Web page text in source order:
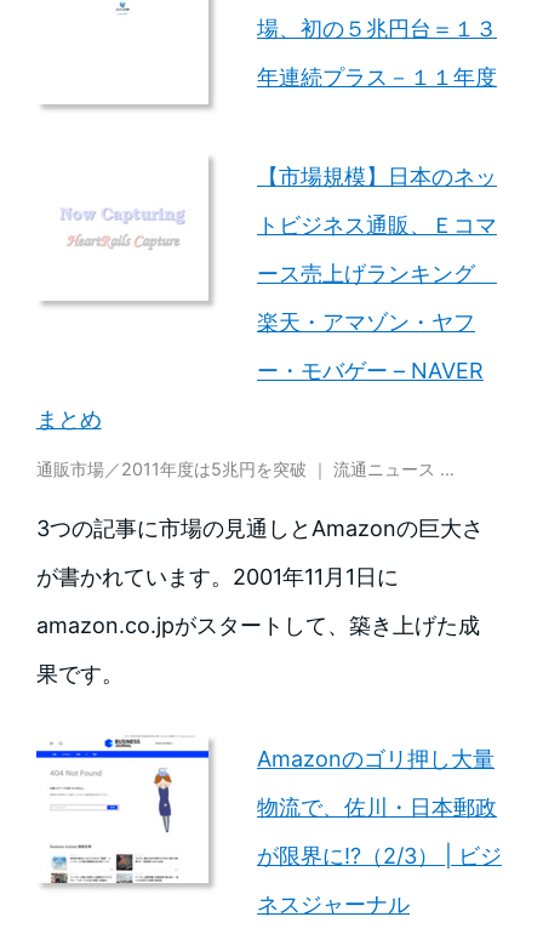
場、初の５兆円台＝１３
年連続プラス－１１年度
【市場規模】日本のネッ
トビジネス通販、Ｅコマ
ース売上げランキング
楽天・アマゾン・ヤフ
ー・モバゲー – NAVER
まとめ
通販市場／2011年度は5兆円を突破 ｜ 流通ニュース …
3つの記事に市場の見通しとAmazonの巨大さ
が書かれています。2001年11月1日に
amazon.co.jpがスタートして、築き上げた成
果です。
Amazonのゴリ押し大量
物流で、佐川・日本郵政
が限界に!?（2/3） | ビジ
ネスジャーナル